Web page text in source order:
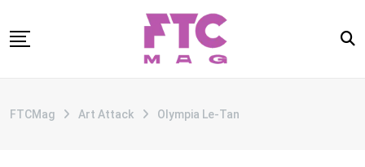
to
CATEGORIAS
FTCMag Art Attack Olympia Le-Tan